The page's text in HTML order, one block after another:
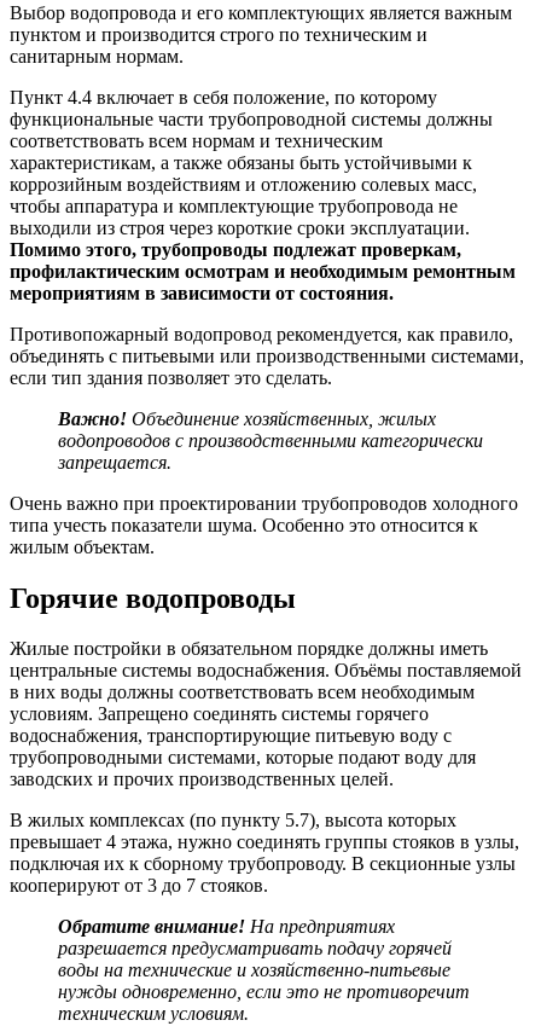
Выбор водопровода и его комплектующих является важным
пунктом и производится строго по техническим и
санитарным нормам.
Пункт 4.4 включает в себя положение, по которому
функциональные части трубопроводной системы должны
соответствовать всем нормам и техническим
характеристикам, а также обязаны быть устойчивыми к
коррозийным воздействиям и отложению солевых масс,
чтобы аппаратура и комплектующие трубопровода не
выходили из строя через короткие сроки эксплуатации.
Помимо этого, трубопроводы подлежат проверкам,
профилактическим осмотрам и необходимым ремонтным
мероприятиям в зависимости от состояния.
Противопожарный водопровод рекомендуется, как правило,
объединять с питьевыми или производственными системами,
если тип здания позволяет это сделать.
Важно! Объединение хозяйственных, жилых
водопроводов с производственными категорически
запрещается.
Очень важно при проектировании трубопроводов холодного
типа учесть показатели шума. Особенно это относится к
жилым объектам.
Горячие водопроводы
Жилые постройки в обязательном порядке должны иметь
центральные системы водоснабжения. Объёмы поставляемой
в них воды должны соответствовать всем необходимым
условиям. Запрещено соединять системы горячего
водоснабжения, транспортирующие питьевую воду с
трубопроводными системами, которые подают воду для
заводских и прочих производственных целей.
В жилых комплексах (по пункту 5.7), высота которых
превышает 4 этажа, нужно соединять группы стояков в узлы,
подключая их к сборному трубопроводу. В секционные узлы
кооперируют от 3 до 7 стояков.
Обратите внимание! На предприятиях
разрешается предусматривать подачу горячей
воды на технические и хозяйственно-питьевые
нужды одновременно, если это не противоречит
техническим условиям.